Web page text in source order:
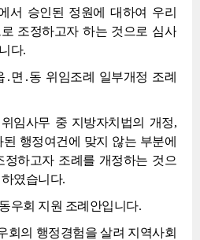
서 승인된 정원에 대하여 우리
조정하고자 하는 것으로 심사
다.
면․동 위임조례 일부개정 조례
임사무 중 지방자치법의 개정,
행정여건에 맞지 않는 부분에
하고자 조례를 개정하는 것으
였습니다.
우회 지원 조례안입니다.
회의 행정경험을 살려 지역사회